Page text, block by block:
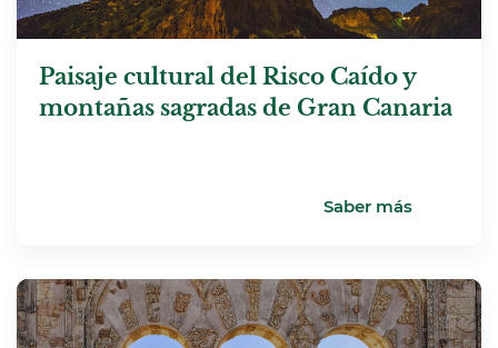
Paisaje cultural del Risco Caído y
montañas sagradas de Gran Canaria
Saber más